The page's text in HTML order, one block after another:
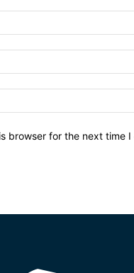
browser for the next time I